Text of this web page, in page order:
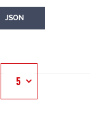
JSON